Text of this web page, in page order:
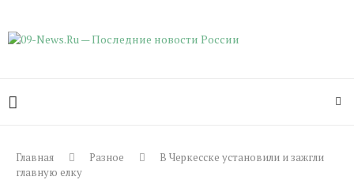
Главная Разное
В Черкесске установили и зажгли
главную елку